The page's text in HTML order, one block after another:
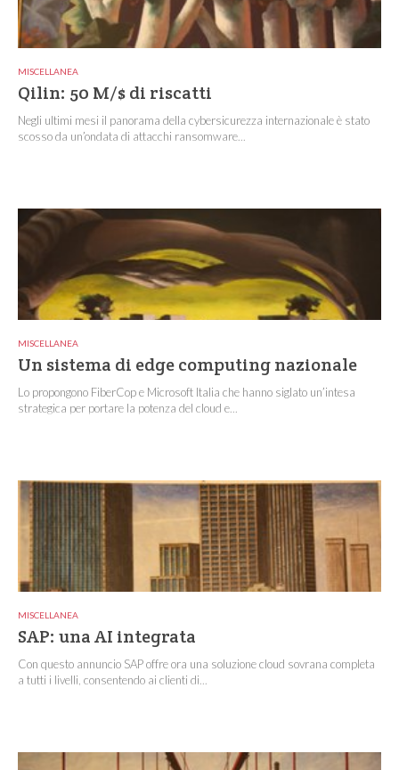
MISCELLANEA
Qilin: 50 M/$ di riscatti
Negli ultimi mesi il panorama della cybersicurezza internazionale è stato
scosso da un’ondata di attacchi ransomware...
MISCELLANEA
Un sistema di edge computing nazionale
Lo propongono FiberCop e Microsoft Italia che hanno siglato un’intesa
strategica per portare la potenza del cloud e...
MISCELLANEA
SAP: una AI integrata
Con questo annuncio SAP offre ora una soluzione cloud sovrana completa
a tutti i livelli, consentendo ai clienti di...